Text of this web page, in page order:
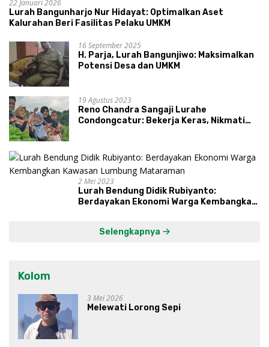
22 Januari 2026
Lurah Bangunharjo Nur Hidayat: Optimalkan Aset
Kalurahan Beri Fasilitas Pelaku UMKM
16 September 2025
H. Parja, Lurah Bangunjiwo: Maksimalkan
Potensi Desa dan UMKM
19 Agustus 2023
Reno Chandra Sangaji Lurahe
Condongcatur: Bekerja Keras, Nikmati
2 Mei 2023
Lurah Bendung Didik Rubiyanto:
Berdayakan Ekonomi Warga Kembangkan
Selengkapnya
Kolom
3 Mei 2026
Melewati Lorong Sepi